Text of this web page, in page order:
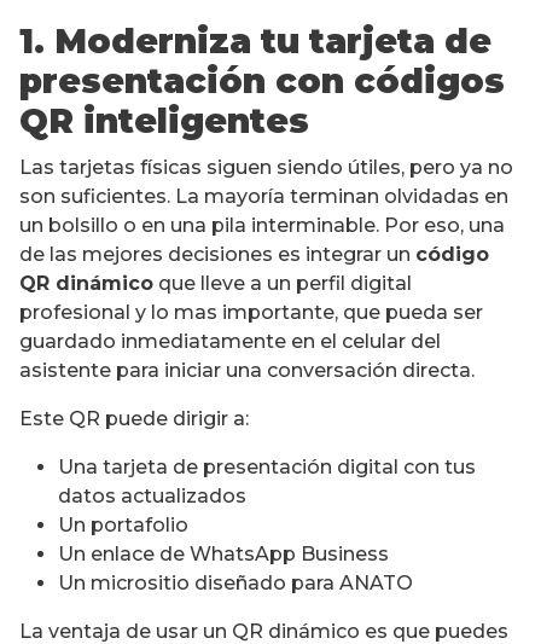
1. Moderniza tu tarjeta de
presentación con códigos
QR inteligentes
Las tarjetas físicas siguen siendo útiles, pero ya no
son suficientes. La mayoría terminan olvidadas en
un bolsillo o en una pila interminable. Por eso, una
de las mejores decisiones es integrar un código
QR dinámico que lleve a un perfil digital
profesional y lo mas importante, que pueda ser
guardado inmediatamente en el celular del
asistente para iniciar una conversación directa.
Este QR puede dirigir a:
Una tarjeta de presentación digital con tus
datos actualizados
Un portafolio
Un enlace de WhatsApp Business
Un micrositio diseñado para ANATO
La ventaja de usar un QR dinámico es que puedes